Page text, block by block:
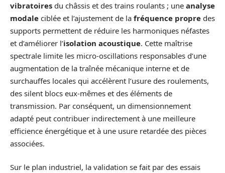
vibratoires du châssis et des trains roulants ; une analyse
modale ciblée et l’ajustement de la fréquence propre des
supports permettent de réduire les harmoniques néfastes
et d’améliorer l’isolation acoustique. Cette maîtrise
spectrale limite les micro-oscillations responsables d’une
augmentation de la traînée mécanique interne et de
surchauffes locales qui accélèrent l’usure des roulements,
des silent blocs eux-mêmes et des éléments de
transmission. Par conséquent, un dimensionnement
adapté peut contribuer indirectement à une meilleure
efficience énergétique et à une usure retardée des pièces
associées.
Sur le plan industriel, la validation se fait par des essais